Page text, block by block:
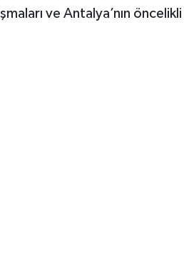
ve Antalya’nın öncelikli